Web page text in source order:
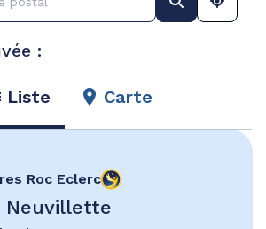
:
Liste Carte
Roc Eclerc
Neuvillette